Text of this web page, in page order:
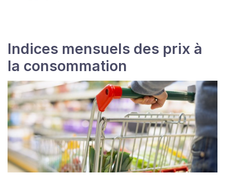
Indices mensuels des prix à
la consommation